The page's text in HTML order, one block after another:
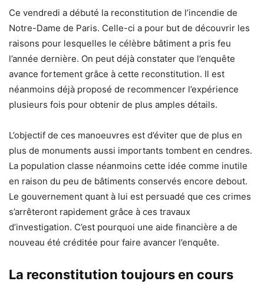
Ce vendredi a débuté la reconstitution de l’incendie de
Notre-Dame de Paris. Celle-ci a pour but de découvrir les
raisons pour lesquelles le célèbre bâtiment a pris feu
l’année dernière. On peut déjà constater que l’enquête
avance fortement grâce à cette reconstitution. Il est
néanmoins déjà proposé de recommencer l’expérience
plusieurs fois pour obtenir de plus amples détails.
L’objectif de ces manoeuvres est d’éviter que de plus en
plus de monuments aussi importants tombent en cendres.
La population classe néanmoins cette idée comme inutile
en raison du peu de bâtiments conservés encore debout.
Le gouvernement quant à lui est persuadé que ces crimes
s’arrêteront rapidement grâce à ces travaux
d’investigation. C’est pourquoi une aide financière a de
nouveau été créditée pour faire avancer l’enquête.
La reconstitution toujours en cours